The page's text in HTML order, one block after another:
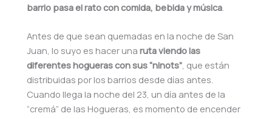
barrio pasa el rato con comida, bebida y música.
Antes de que sean quemadas en la noche de San
Juan, lo suyo es hacer una ruta viendo las
diferentes hogueras con sus “ninots”, que están
distribuidas por los barrios desde días antes.
Cuando llega la noche del 23, un día antes de la
“cremá” de las Hogueras, es momento de encender